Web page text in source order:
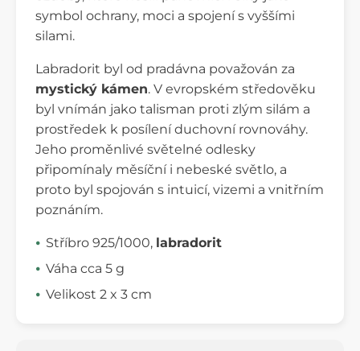
symbol ochrany, moci a spojení s vyššími
silami.
Labradorit byl od pradávna považován za
mystický kámen. V evropském středověku
byl vnímán jako talisman proti zlým silám a
prostředek k posílení duchovní rovnováhy.
Jeho proměnlivé světelné odlesky
připomínaly měsíční i nebeské světlo, a
proto byl spojován s intuicí, vizemi a vnitřním
poznáním.
Stříbro 925/1000, labradorit
Váha cca 5 g
Velikost 2 x 3 cm